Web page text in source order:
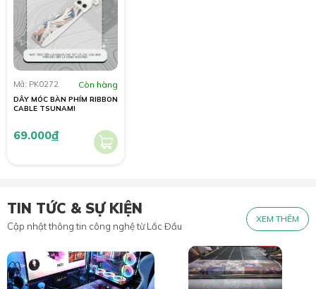
Mã: PK0272 Còn hàng
DÂY MÓC BÀN PHÍM RIBBON
CABLE TSUNAMI
69.000đ
TIN TỨC & SỰ KIỆN
Cập nhật thông tin công nghệ từ Lắc Đầu
XEM THÊM